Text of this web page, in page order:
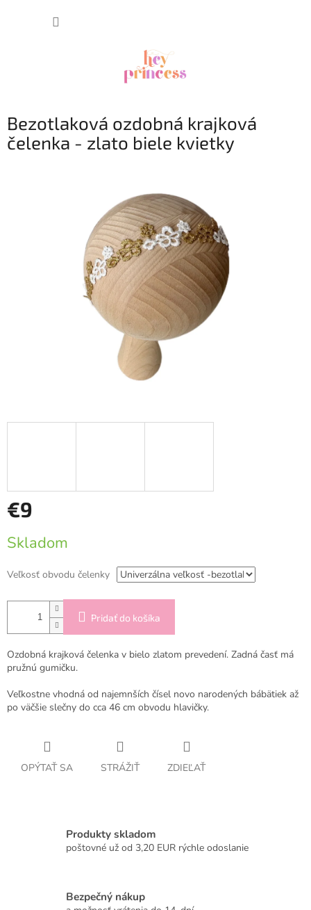
Bezotlaková ozdobná krajková
čelenka - zlato biele kvietky
€9
cena:
Skladom
Veľkosť obvodu čelenky
Pridať do košíka
Ozdobná krajková čelenka v bielo zlatom prevedení. Zadná časť má
pružnú gumičku.
Veľkostne vhodná od najemnších čísel novo narodených bábätiek až
po väčšie slečny do cca 46 cm obvodu hlavičky.
OPÝTAŤ SA STRÁŽIŤ ZDIEĽAŤ
Produkty skladom
poštovné už od 3,20 EUR rýchle odoslanie
Bezpečný nákup